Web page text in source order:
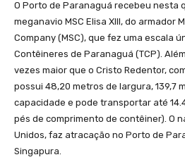
O Porto de Paranaguá recebeu nesta
meganavio MSC Elisa XIII, do armador
Company (MSC), que fez uma escala
Contêineres de Paranaguá (TCP).
vezes maior que o Cristo Redentor,
possui 48,20 metros de largura, 139,7
capacidade e pode transportar até
pés de comprimento de contêiner). O
Unidos, faz atracação no Porto de
Singapura.